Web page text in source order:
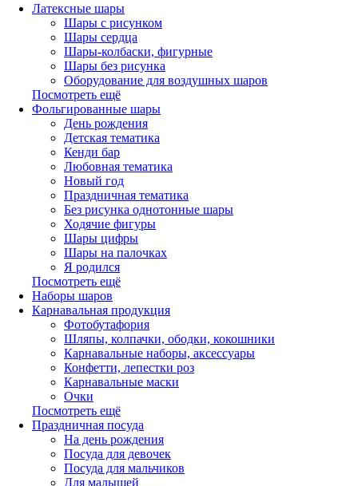
Латексные шары
Шары с рисунком
Шары сердца
Шары-колбаски, фигурные
Шары без рисунка
Оборудование для воздушных шаров
Посмотреть ещё
Фольгированные шары
День рождения
Детская тематика
Кенди бар
Любовная тематика
Новый год
Праздничная тематика
Без рисунка однотонные шары
Ходячие фигуры
Шары цифры
Шары на палочках
Я родился
Посмотреть ещё
Наборы шаров
Карнавальная продукция
Фотобутафория
Шляпы, колпачки, ободки, кокошники
Карнавальные наборы, аксессуары
Конфетти, лепестки роз
Карнавальные маски
Очки
Посмотреть ещё
Праздничная посуда
На день рождения
Посуда для девочек
Посуда для мальчиков
Для малышей